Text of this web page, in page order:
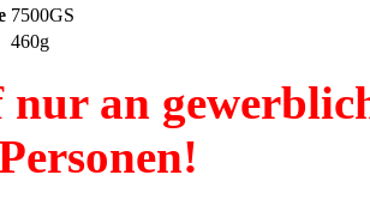
7500GS
460g
an